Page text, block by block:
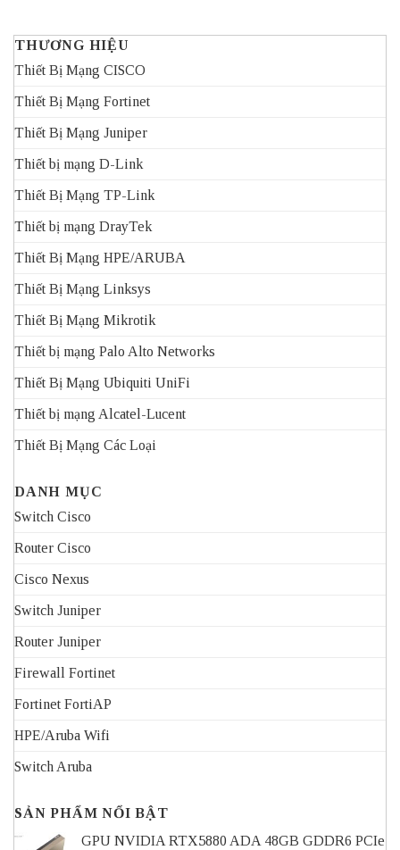
THƯƠNG HIỆU
Thiết Bị Mạng CISCO
Thiết Bị Mạng Fortinet
Thiết Bị Mạng Juniper
Thiết bị mạng D-Link
Thiết Bị Mạng TP-Link
Thiết bị mạng DrayTek
Thiết Bị Mạng HPE/ARUBA
Thiết Bị Mạng Linksys
Thiết Bị Mạng Mikrotik
Thiết bị mạng Palo Alto Networks
Thiết Bị Mạng Ubiquiti UniFi
Thiết bị mạng Alcatel-Lucent
Thiết Bị Mạng Các Loại
DANH MỤC
Switch Cisco
Router Cisco
Cisco Nexus
Switch Juniper
Router Juniper
Firewall Fortinet
Fortinet FortiAP
HPE/Aruba Wifi
Switch Aruba
SẢN PHẨM NỔI BẬT
GPU NVIDIA RTX5880 ADA 48GB GDDR6 PCIe